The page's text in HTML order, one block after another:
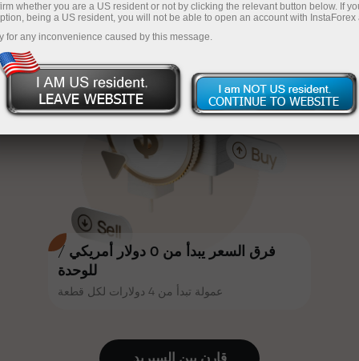
InstaForex
فرق السعر يبدأ من 0 دولار أمريكي /
للوحدة
عمولة تبدأ من 4 دولارات لكل قطعة
فوركس الحصول على مكافأة تصل إلى
30% على إيداعه، والاستفادة من
عروض ترويجية وعروض خاصة أخرى.
تتشارك سرعة المسار وسرعة التداول
نفس القيم. يُضفي أليش لوبرايس
عناصر الحماس والانضباط على عالم
التداول، ويعمل كشريك يُلهم العملاء
لتحقيق أهداف طموحة.
إنستا فوركس على هاتف آيفون أو ماك
جائزة هديتك الشخصية الكبرى
قم بإيداع المبلغ في حسابك باستخدام $333 — اختر هدية
تصل قيمتها إلى $1,500
تداول بدون مخاطرة -
نحن نضمن أرباحك
مكافأة تصل إلى 1000 ضعف - أكبر
قارن بين السبرید
whether you are a US resident or not by clicking the relevant button below. If
being a US resident, you will not be able to open an account with InstaForex
for any inconvenience caused by this message.